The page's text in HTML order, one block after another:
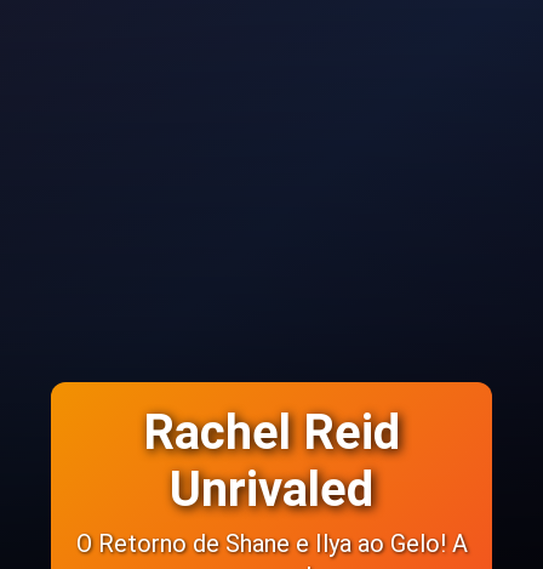
Rachel Reid
Unrivaled
O Retorno de Shane e Ilya ao Gelo! A